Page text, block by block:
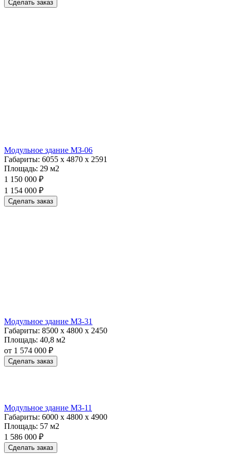
Сделать заказ
Модульное здание МЗ-06
Габариты: 6055 х 4870 х 2591
Площадь: 29 м2
1 150 000 ₽
1 154 000 ₽
Сделать заказ
Модульное здание МЗ-31
Габариты: 8500 х 4800 х 2450
Площадь: 40,8 м2
от 1 574 000 ₽
Сделать заказ
Модульное здание МЗ-11
Габариты: 6000 х 4800 х 4900
Площадь: 57 м2
1 586 000 ₽
Сделать заказ